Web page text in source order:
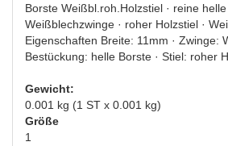
Borste Weißbl.roh.Holzstiel · reine helle
Weißblechzwinge · roher Holzstiel ·
Eigenschaften Breite: 11mm · Zwinge:
Bestückung: helle Borste · Stiel: roher
Gewicht:
0.001 kg (1 ST x 0.001 kg)
Größe
1